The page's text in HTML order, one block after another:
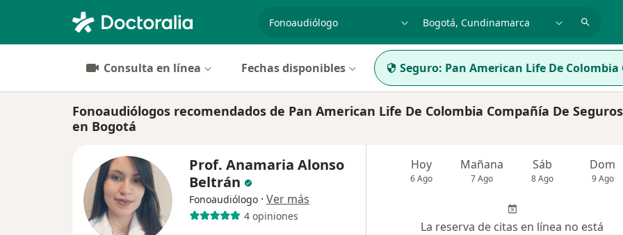
especialidad, enfermedad o nombre
p. ej. Bogotá
Consulta en línea Fechas disponibles Seguro: Pan American Life De Colombia
Fonoaudiólogos recomendados de Pan American Life De Colombia Compañía De Seguros
en Bogotá
Prof. Anamaria Alonso
Beltrán
Fonoaudiólogo · Ver más
4 opiniones
Hoy
6 Ago
Mañana
7 Ago
Sáb
8 Ago
Dom
9 Ago
La reserva de citas en línea no está